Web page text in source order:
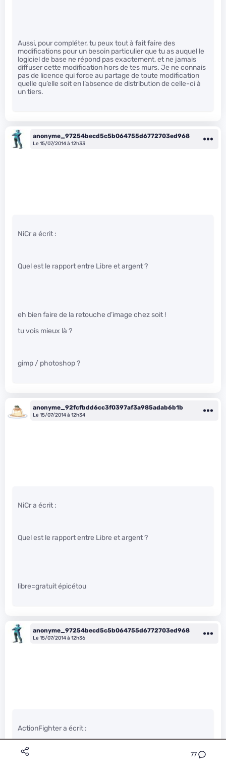
77
Aussi, pour compléter, tu peux tout à fait faire des
modifications pour un besoin particulier que tu as auquel le
logiciel de base ne répond pas exactement, et ne jamais
diffuser cette modification hors de tes murs. Je ne connais
pas de licence qui force au partage de toute modification
quelle qu’elle soit en l’absence de distribution de celle-ci à
un tiers.
anonyme_97254becd5c5b064755d6772703ed968
Le 15/07/2014 à 12h33
NiCr a écrit :
Quel est le rapport entre Libre et argent ?
eh bien faire de la retouche d’image chez soit !
tu vois mieux là ?
gimp / photoshop ?
anonyme_92fcfbdd6cc3f0397af3a985adab6b1b
Le 15/07/2014 à 12h34
NiCr a écrit :
Quel est le rapport entre Libre et argent ?
libre=gratuit épicétou
anonyme_97254becd5c5b064755d6772703ed968
Le 15/07/2014 à 12h36
ActionFighter a écrit :
Les guerres de clans n’ont jamais amenées au dialogue, en